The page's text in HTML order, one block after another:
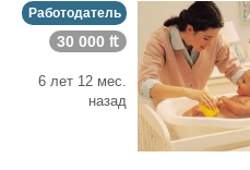
Работодатель
30 000 ₶
6 лет 12 мес.
назад